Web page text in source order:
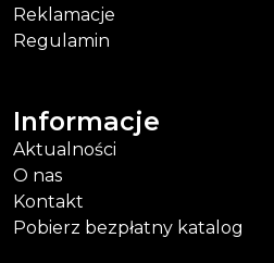
Reklamacje
Regulamin
Informacje
Aktualności
O nas
Kontakt
Pobierz bezpłatny katalog